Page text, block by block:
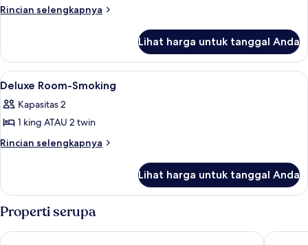
Rincian selengkapnya
Rincian
Jr
Deluxe
Promo
Lihat harga untuk tanggal Anda
Lihat
semua
foto
untuk
Deluxe
3
Deluxe Room-Smoking
Kapasitas 2
1 king ATAU 2 twin
Rincian selengkapnya
Rincian
Deluxe
Room-
Smoking
Lihat harga untuk tanggal Anda
Properti serupa
Hotel Asia Zigna